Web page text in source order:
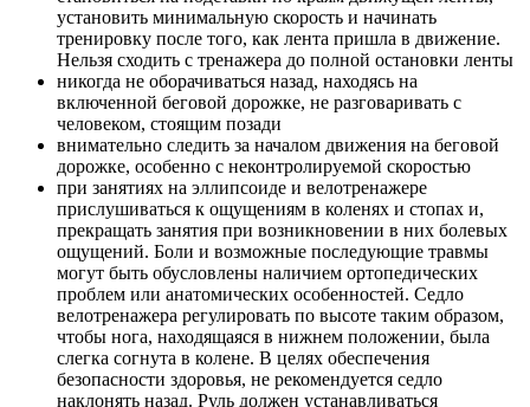
установить минимальную скорость и начинать
тренировку после того, как лента пришла в движение.
Нельзя сходить с тренажера до полной остановки ленты
никогда не оборачиваться назад, находясь на
включенной беговой дорожке, не разговаривать с
человеком, стоящим позади
внимательно следить за началом движения на беговой
дорожке, особенно с неконтролируемой скоростью
при занятиях на эллипсоиде и велотренажере
прислушиваться к ощущениям в коленях и стопах и,
прекращать занятия при возникновении в них болевых
ощущений. Боли и возможные последующие травмы
могут быть обусловлены наличием ортопедических
проблем или анатомических особенностей. Седло
велотренажера регулировать по высоте таким образом,
чтобы нога, находящаяся в нижнем положении, была
слегка согнута в колене. В целях обеспечения
безопасности здоровья, не рекомендуется седло
наклонять назад. Руль должен устанавливаться